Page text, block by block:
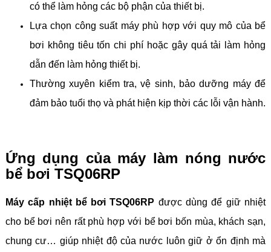
có thể làm hỏng các bộ phận của thiết bị.
Lựa chọn công suất máy phù hợp với quy mô của bể
bơi không tiêu tốn chi phí hoặc gây quá tải làm hỏng
dẫn đến làm hỏng thiết bị.
Thường xuyên kiểm tra, vệ sinh, bảo dưỡng máy để
đảm bảo tuổi thọ và phát hiện kịp thời các lỗi vận hành.
Ứng dụng của máy làm nóng nước
bể bơi TSQ06RP
Máy cấp nhiệt bể bơi TSQ06RP được dùng để giữ nhiệt
cho bể bơi nên rất phù hợp với bể bơi bốn mùa, khách sạn,
chung cư… giúp nhiệt độ của nước luôn giữ ở ổn định mà